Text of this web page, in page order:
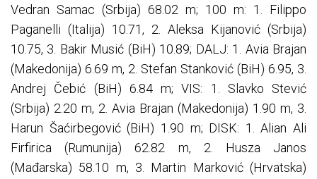
Vedran Samac (Srbija) 68.02 m; 100 m: 1. Filippo
Paganelli (Italija) 10.71, 2. Aleksa Kijanović (Srbija)
10.75, 3. Bakir Musić (BiH) 10.89; DALJ: 1. Avia Brajan
(Makedonija) 6.69 m, 2. Stefan Stanković (BiH) 6.95, 3.
Andrej Čebić (BiH) 6.84 m; VIS: 1. Slavko Stević
(Srbija) 2.20 m, 2. Avia Brajan (Makedonija) 1.90 m, 3.
Harun Šaćirbegović (BiH) 1.90 m; DISK: 1. Alian Ali
Firfirica (Rumunija) 62.82 m, 2. Husza Janos
(Mađarska) 58.10 m, 3. Martin Marković (Hrvatska)